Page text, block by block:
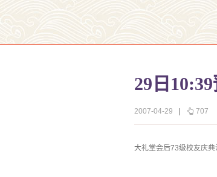
29日
2007-04-29 707
大礼堂会后73级校友庆